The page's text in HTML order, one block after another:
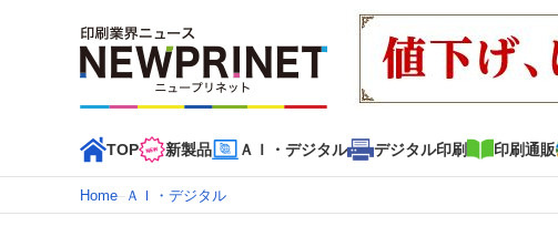
TOP 新製品 ＡＩ・デジタル デジタル印刷 印刷通販
インデックス
Home– ＡＩ・デジタル